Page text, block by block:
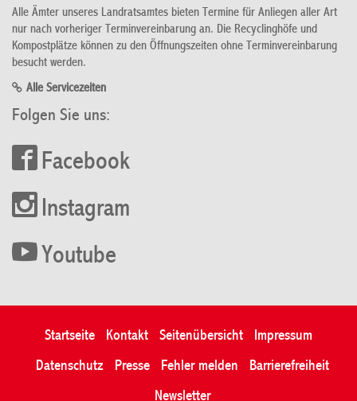
Alle Ämter unseres Landratsamtes bieten Termine für Anliegen aller Art
nur nach vorheriger Terminvereinbarung an. Die Recyclinghöfe und
Kompostplätze können zu den Öffnungszeiten ohne Terminvereinbarung
besucht werden.
Alle Servicezeiten
Folgen Sie uns:
Facebook
Instagram
Youtube
Startseite Kontakt Seitenübersicht
Impressum
Datenschutz
Presse Fehler melden
Barrierefreiheit
Newsletter